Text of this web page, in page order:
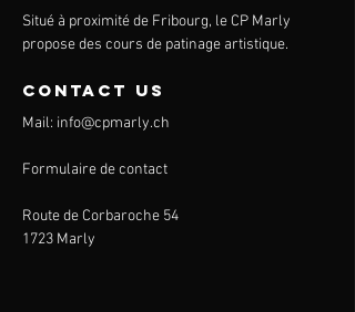
Situé à proximité de Fribourg, le CP Marly
propose des cours de patinage artistique.
contact us
Mail: info@cpmarly.ch
Formulaire de contact
Route de Corbaroche 54
1723 Marly